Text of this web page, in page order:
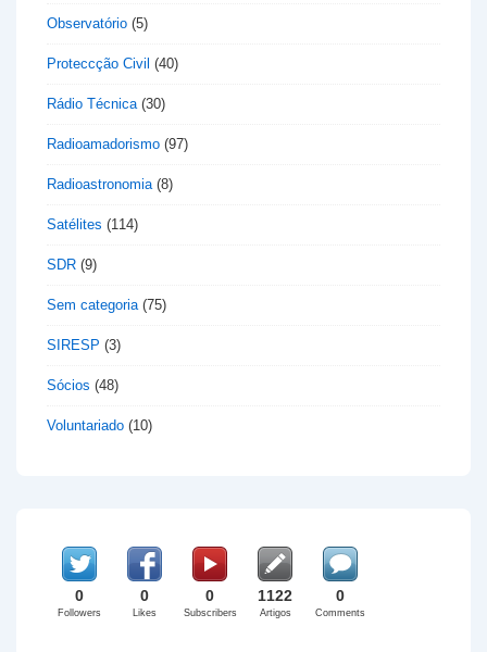
Observatório (5)
Proteccção Civil (40)
Rádio Técnica(30)
Radioamadorismo (97)
Radioastronomia(8)
Satélites (114)
SDR (9)
Sem categoria(75)
SIRESP (3)
Sócios (48)
Voluntariado (10)
0
Followers
0
Likes
0
Subscribers
1122
Artigos
0
Comments